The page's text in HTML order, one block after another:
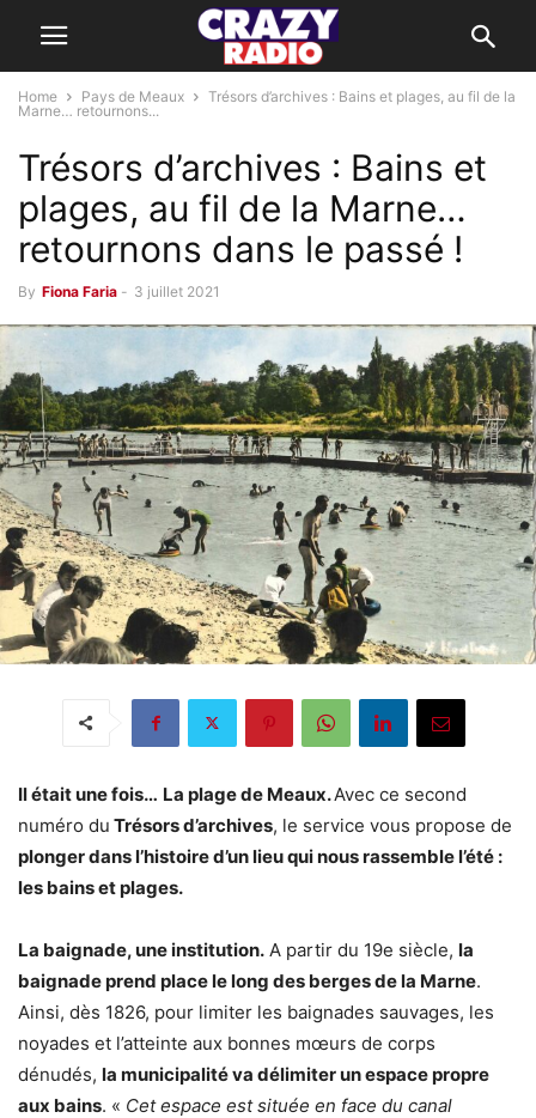
Home Pays de Meaux
Trésors d’archives : Bains et plages, au fil de la
Marne… retournons...
Trésors d’archives : Bains et
plages, au fil de la Marne…
retournons dans le passé !
By Fiona Faria - 3 juillet 2021
Il était une fois… La plage de Meaux.Avec ce second
numéro du Trésors d’archives, le service vous propose de
plonger dans l’histoire d’un lieu qui nous rassemble l’été :
les bains et plages.
La baignade, une institution. A partir du 19e siècle, la
baignade prend place le long des berges de la Marne.
Ainsi, dès 1826, pour limiter les baignades sauvages, les
noyades et l’atteinte aux bonnes mœurs de corps
dénudés, la municipalité va délimiter un espace propre
aux bains. « Cet espace est située en face du canal